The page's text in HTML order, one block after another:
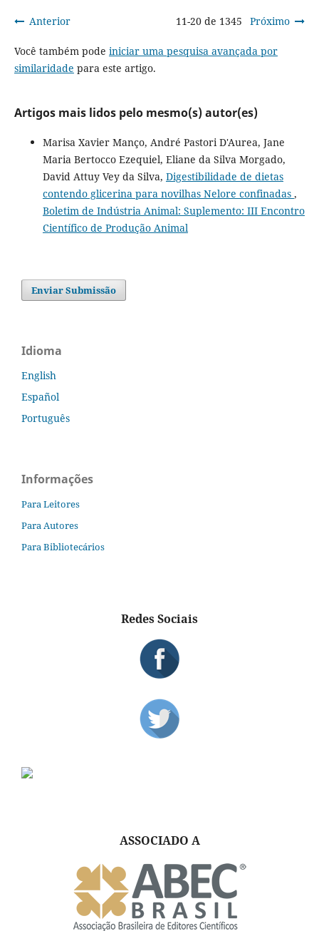
Anterior 11-20 de 1345 Próximo
Você também pode iniciar uma pesquisa avançada por
similaridade para este artigo.
Artigos mais lidos pelo mesmo(s) autor(es)
Marisa Xavier Manço, André Pastori D'Aurea, Jane
Maria Bertocco Ezequiel, Eliane da Silva Morgado,
David Attuy Vey da Silva, Digestibilidade de dietas
contendo glicerina para novilhas Nelore confinadas ,
Boletim de Indústria Animal: Suplemento: III Encontro
Científico de Produção Animal
Enviar Submissão
Idioma
English
Español
Português
Informações
Para Leitores
Para Autores
Para Bibliotecários
Redes Sociais
ASSOCIADO A